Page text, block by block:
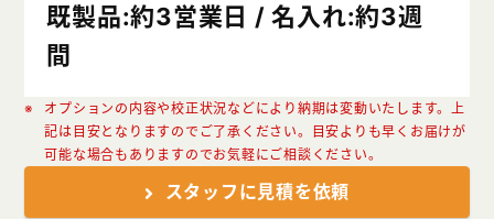
既製品:約3営業日 / 名入れ:約3週
間
オプションの内容や校正状況などにより納期は変動いたします。上
記は目安となりますのでご了承ください。目安よりも早くお届けが
可能な場合もありますのでお気軽にご相談ください。
スタッフに見積を依頼